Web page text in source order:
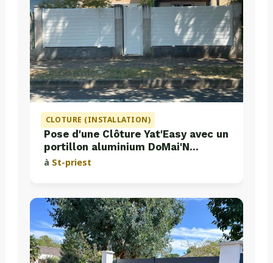
CLOTURE (INSTALLATION)
Pose d'une Clôture Yat'Easy avec un
portillon aluminium DoMai'N
Colmont
à St-priest